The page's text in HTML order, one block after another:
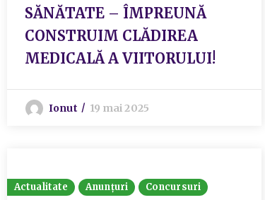
SĂNĂTATE – ÎMPREUNĂ
CONSTRUIM CLĂDIREA
MEDICALĂ A VIITORULUI!
Ionut 19 mai 2025
Actualitate Anunțuri Concursuri